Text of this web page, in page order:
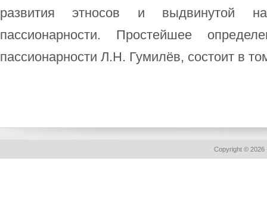
развития этносов и выдвинутой
пассионарности. Простейшее
пассионарности Л.Н. Гумилёв, состоит в
Copyright © 2026